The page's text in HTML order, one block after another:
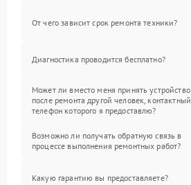
От чего зависит срок ремонта техники?
Диагностика проводится бесплатно?
Может ли вместо меня принять устройство
после ремонта другой человек, контактный
телефон которого я предоставлю?
Возможно ли получать обратную связь в
процессе выполнения ремонтных работ?
Какую гарантию вы предоставляете?